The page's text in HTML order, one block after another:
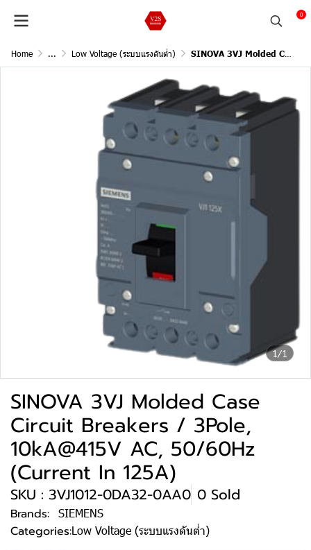
0
Home ... Low Voltage (ระบบแรงดันต่ำ) SINOVA 3VJ Molded Case Circuit Breakers / 3Pole, 10kA@415V AC, 50/60Hz (Current In 125A)
1/1
SINOVA 3VJ Molded Case
Circuit Breakers / 3Pole,
10kA@415V AC, 50/60Hz
(Current In 125A)
SKU : 3VJ1012-0DA32-0AA0 0 Sold
Brands: SIEMENS
Categories:Low Voltage (ระบบแรงดันต่ำ)